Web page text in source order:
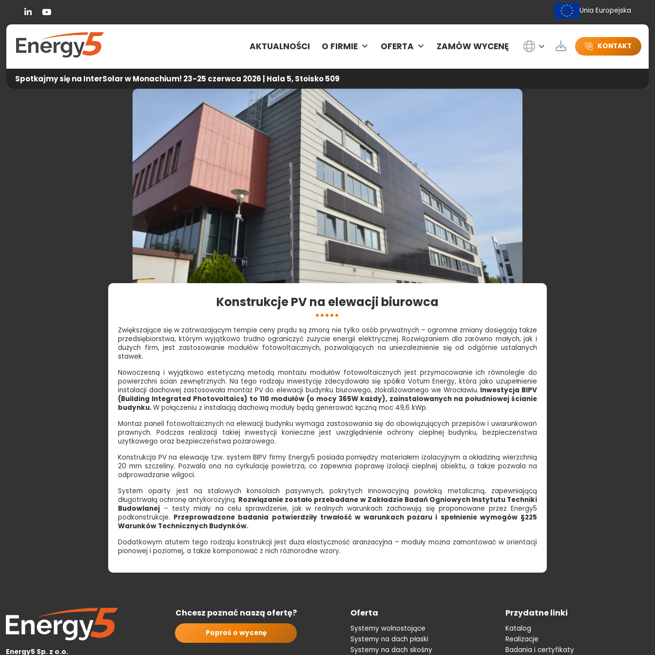
You Tube
Unia Europejska
AKTUALNOŚCI O FIRMIE OFERTA ZAMÓW WYCENĘ
Wybierz język
Do pobraniaKONTAKT
Spotkajmy się na InterSolar w Monachium! 23-25 czerwca 2026 | Hala 5, Stoisko 509
Energy5- Aktualności-Konstrukcje PV na elewacji biurowca
Konstrukcje PV na elewacji biurowca
Zwiększające się w zatrważającym tempie ceny prądu są zmorą nie tylko osób prywatnych – ogromne zmiany dosięgają także
przedsiębiorstwa, którym wyjątkowo trudno ograniczyć zużycie energii elektrycznej. Rozwiązaniem dla zarówno małych, jak i
dużych firm, jest zastosowanie modułów fotowoltaicznych, pozwalających na uniezależnienie się od odgórnie ustalanych
stawek.
Nowoczesną i wyjątkowo estetyczną metodą montażu modułów fotowoltaicznych jest przymocowanie ich równolegle do
powierzchni ścian zewnętrznych. Na tego rodzaju inwestycję zdecydowała się spółka Votum Energy, która jako uzupełnienie
instalacji dachowej zastosowała montaż PV do elewacji budynku biurowego, zlokalizowanego we Wrocławiu. Inwestycja BIPV
(Building Integrated Photovoltaics) to 110 modułów (o mocy 365W każdy), zainstalowanych na południowej ścianie
budynku.W połączeniu z instalacją dachową moduły będą generować łączną moc 49,6 kWp.
Montaż paneli fotowoltaicznych na elewacji budynku wymaga zastosowania się do obowiązujących przepisów i uwarunkowań
prawnych. Podczas realizacji takiej inwestycji konieczne jest uwzględnienie ochrony cieplnej budynku, bezpieczeństwa
użytkowego oraz bezpieczeństwa pożarowego.
Konstrukcja PV na elewację tzw. system BIPV firmy Energy5 posiada pomiędzy materiałem izolacyjnym a okładziną wierzchnią
20 mm szczeliny. Pozwala ona na cyrkulację powietrza, co zapewnia poprawę izolacji cieplnej obiektu, a także pozwala na
odprowadzanie wilgoci.
System oparty jest na stalowych konsolach pasywnych, pokrytych innowacyjną powłoką metaliczną, zapewniającą
długotrwałą ochronę antykorozyjną. Rozwiązanie zostało przebadane w Zakładzie Badań Ogniowych Instytutu Techniki
Budowlanej – testy miały na celu sprawdzenie, jak w realnych warunkach zachowują się proponowane przez Energy5
podkonstrukcje. Przeprowadzone badania potwierdziły trwałość w warunkach pożaru i spełnienie wymogów §225
Warunków Technicznych Budynków.
Dodatkowym atutem tego rodzaju konstrukcji jest duża elastyczność aranżacyjna – moduły można zamontować w orientacji
pionowej i poziomej, a także komponować z nich różnorodne wzory.
Energy5 Sp. z o.o.
Chcesz poznać naszą ofertę?
Poproś o wycenę
Oferta
Systemy wolnostojące
Systemy na dach płaski
Systemy na dach skośny
Przydatne linki
Katalog
Realizacje
Badania i certyfikaty